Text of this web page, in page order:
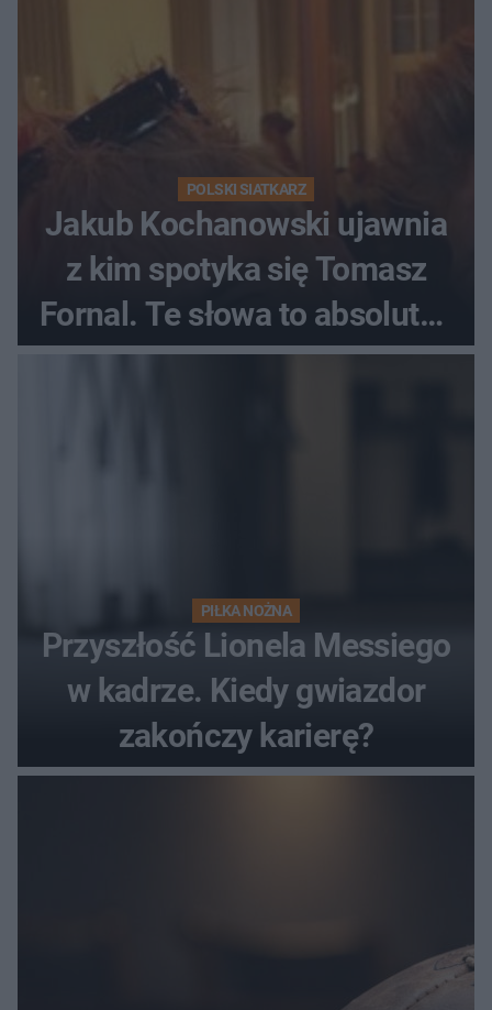
POLSKI SIATKARZ
Jakub Kochanowski ujawnia
z kim spotyka się Tomasz
Fornal. Te słowa to absolutny
hit
PIŁKA NOŻNA
Przyszłość Lionela Messiego
w kadrze. Kiedy gwiazdor
zakończy karierę?